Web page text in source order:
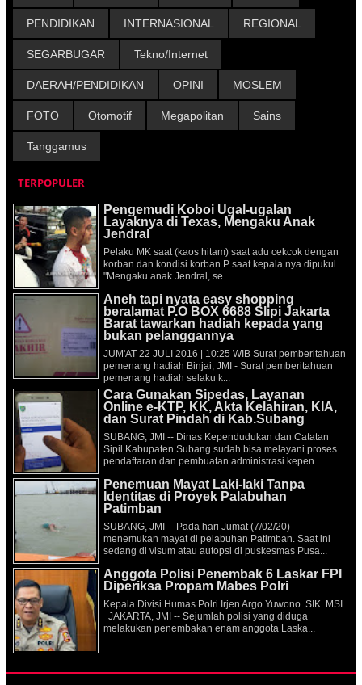
PENDIDIKAN INTERNASIONAL REGIONAL
SEGARBUGAR Tekno/Internet
DAERAH/PENDIDIKAN OPINI MOSLEM
FOTO Otomotif Megapolitan Sains
Tanggamus
TERPOPULER
Pengemudi Koboi Ugal-ugalan
Layaknya di Texas, Mengaku Anak
Jendral
Pelaku MK saat (kaos hitam) saat adu cekcok dengan
korban dan kondisi korban P saat kepala nya dipukul
"Mengaku anak Jendral, se...
Aneh tapi nyata easy shopping
beralamat P.O BOX 6688 Slipi Jakarta
Barat tawarkan hadiah kepada yang
bukan pelanggannya
JUM'AT 22 JULI 2016 | 10:25 WIB Surat pemberitahuan
pemenang hadiah Binjai, JMI - Surat pemberitahuan
pemenang hadiah selaku k...
Cara Gunakan Sipedas, Layanan
Online e-KTP, KK, Akta Kelahiran, KIA,
dan Surat Pindah di Kab.Subang
SUBANG, JMI -- Dinas Kependudukan dan Catatan
Sipil Kabupaten Subang sudah bisa melayani proses
pendaftaran dan pembuatan administrasi kepen...
Penemuan Mayat Laki-laki Tanpa
Identitas di Proyek Palabuhan
Patimban
SUBANG, JMI -- Pada hari Jumat (7/02/20)
menemukan mayat di pelabuhan Patimban. Saat ini
sedang di visum atau autopsi di puskesmas Pusa...
Anggota Polisi Penembak 6 Laskar FPI
Diperiksa Propam Mabes Polri
Kepala Divisi Humas Polri Irjen Argo Yuwono. SIK. MSI
JAKARTA, JMI -- Sejumlah polisi yang diduga
melakukan penembakan enam anggota Laska...